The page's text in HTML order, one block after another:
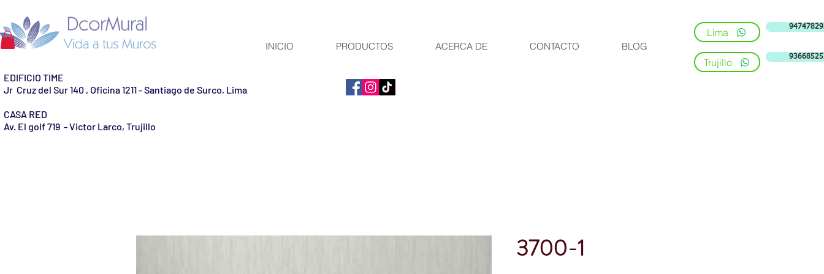
INICIO PRODUCTOS ACERCA DE CONTACTO BLOG
EDIFICIO TIME
Jr Cruz del Sur 140 , Oficina 1211 - Santiago de Surco, Lima
CASA RED
Av. El golf 719 - Victor Larco, Trujillo
Lima
Trujillo
3700-1